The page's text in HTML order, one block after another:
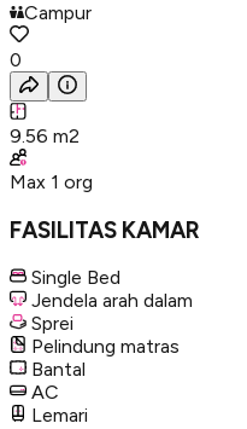
Campur
0
9.56 m2
Max 1 org
FASILITAS KAMAR
Single Bed
Jendela arah dalam
Sprei
Pelindung matras
Bantal
AC
Lemari